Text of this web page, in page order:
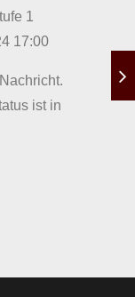
1
17:00
ist in